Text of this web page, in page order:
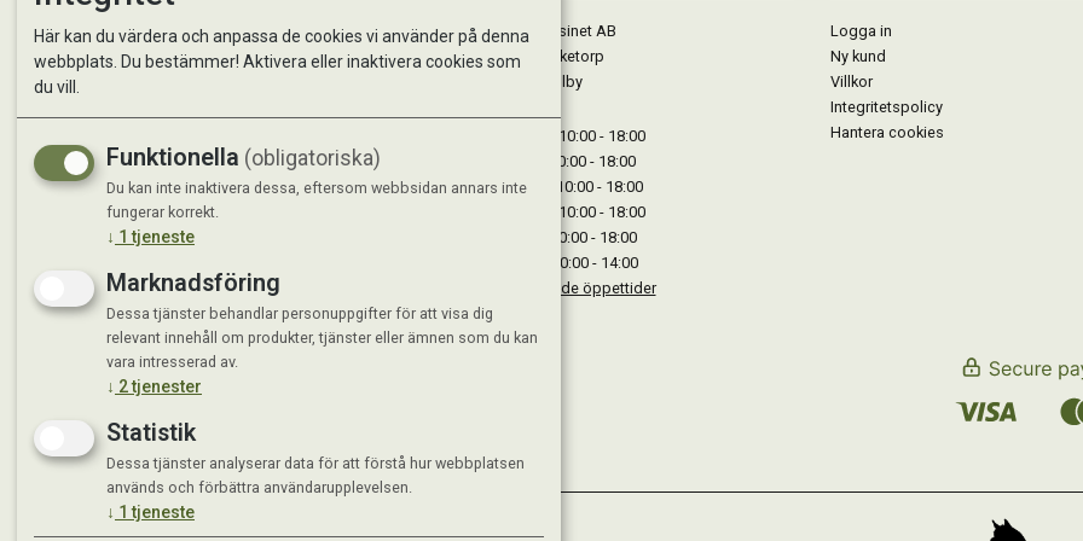
Kontakta oss
Om oss
StallMagasinet AB
Västra Lärketorp
59595 Mjölby
Måndag : 10:00 - 18:00
Tisdag : 10:00 - 18:00
Onsdag : 10:00 - 18:00
Torsdag : 10:00 - 18:00
Fredag : 10:00 - 18:00
Lördag : 10:00 - 14:00
Se avvikande öppettider
Logga in
Ny kund
Villkor
Integritetspolicy
Hantera cookies
Här kan du värdera och anpassa de cookies vi använder på denna
webbplats. Du bestämmer! Aktivera eller inaktivera cookies som
du vill.
Funktionella (obligatoriska)
Du kan inte inaktivera dessa, eftersom webbsidan annars inte
fungerar korrekt.
↓ 1 tjeneste
Marknadsföring
Dessa tjänster behandlar personuppgifter för att visa dig
relevant innehåll om produkter, tjänster eller ämnen som du kan
vara intresserad av.
↓ 2tjenester
Statistik
Dessa tjänster analyserar data för att förstå hur webbplatsen
används och förbättra användarupplevelsen.
↓ 1 tjeneste